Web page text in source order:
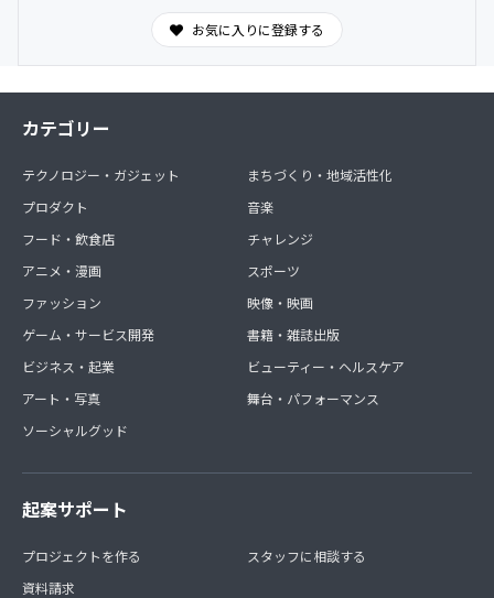
お気に入りに登録する
カテゴリー
テクノロジー・ガジェット
プロダクト
フード・飲食店
アニメ・漫画
ファッション
ゲーム・サービス開発
ビジネス・起業
アート・写真
ソーシャルグッド
まちづくり・地域活性化
音楽
チャレンジ
スポーツ
映像・映画
書籍・雑誌出版
ビューティー・ヘルスケア
舞台・パフォーマンス
起案サポート
プロジェクトを作る
資料請求
スタッフに相談する